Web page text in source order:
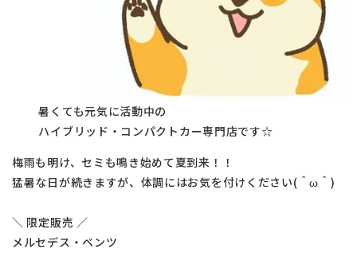
暑くても元気に活動中の
ハイブリッド・コンパクトカー専門店です☆
梅雨も明け、セミも鳴き始めて夏到来！！
猛暑な日が続きますが、体調にはお気を付けください(＾ω＾)
＼ 限定販売 ／
メルセデス・ベンツ